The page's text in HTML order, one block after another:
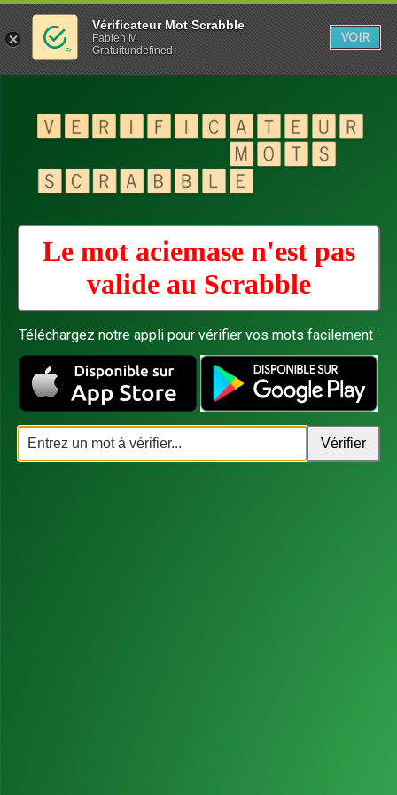
Le mot aciemase n'est pas
valide au Scrabble
Téléchargez notre appli pour vérifier vos mots facilement :
Vérificateur Mot Scrabble
Fabien M
Gratuitundefined
VOIR